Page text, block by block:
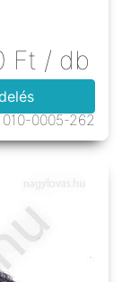
Ft / db
010-0005-262